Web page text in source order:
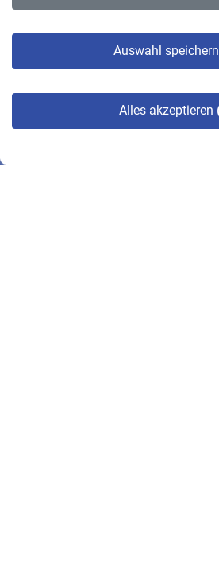
Auswahl speichern
Alles akzeptieren
© VBL 2026